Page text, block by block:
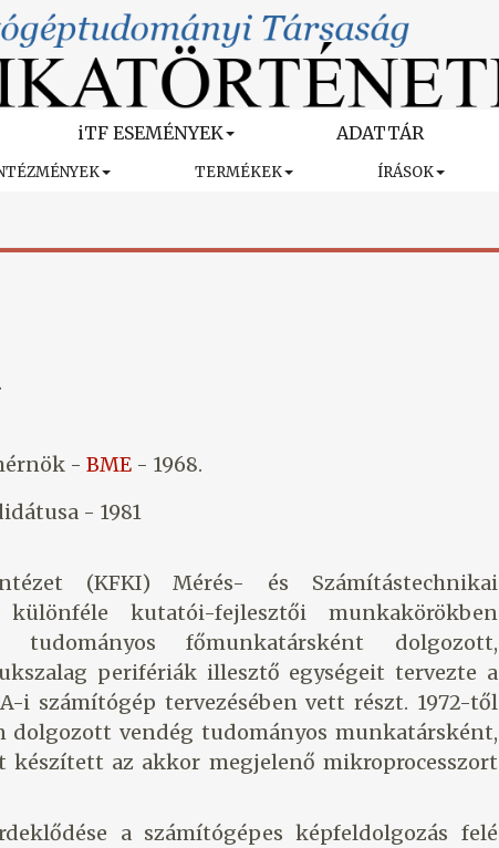
iTF ESEMÉNYEK ADATTÁR
TERMÉKEK ÍRÁSOK
- BME- 1968.
- 1981
(KFKI) Mérés- és Számítástechnikai
kutatói-fejlesztői munkakörökben
tudományos főmunkatársként dolgozott,
perifériák illesztő egységeit tervezte a
i számítógép tervezésében vett részt. 1972-től
dolgozott vendég tudományos munkatársként,
az akkor megjelenő mikroprocesszort
a számítógépes képfeldolgozás felé